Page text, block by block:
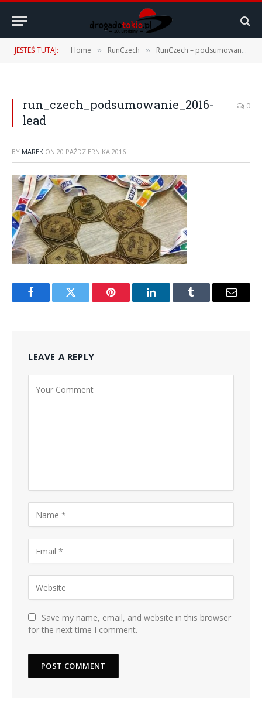
JESTEŚ TUTAJ: Home » RunCzech » RunCzech – podsumowanie 2016 r.
run_czech_podsumowanie_2016-
lead
0
BY MAREK ON 20 PAŹDZIERNIKA 2016
FacebookTwitter Pinterest LinkedInTumblr Email
LEAVE A REPLY
Save my name, email, and website in this browser
for the next time I comment.